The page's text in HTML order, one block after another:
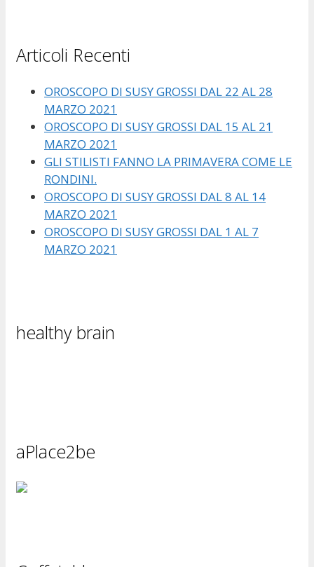
Articoli Recenti
OROSCOPO DI SUSY GROSSI DAL 22 AL 28
MARZO 2021
OROSCOPO DI SUSY GROSSI DAL 15 AL 21
MARZO 2021
GLI STILISTI FANNO LA PRIMAVERA COME LE
RONDINI.
OROSCOPO DI SUSY GROSSI DAL 8 AL 14
MARZO 2021
OROSCOPO DI SUSY GROSSI DAL 1 AL 7
MARZO 2021
healthy brain
aPlace2be